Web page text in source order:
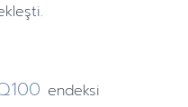
endeksi